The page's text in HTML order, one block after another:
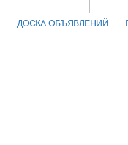
ДОСКА ОБЪЯВЛЕНИЙ